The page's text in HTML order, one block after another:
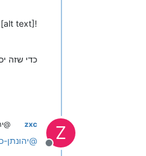
![alt text](
כדי שזה
Z
מנותק
zxc
@יהונתן-